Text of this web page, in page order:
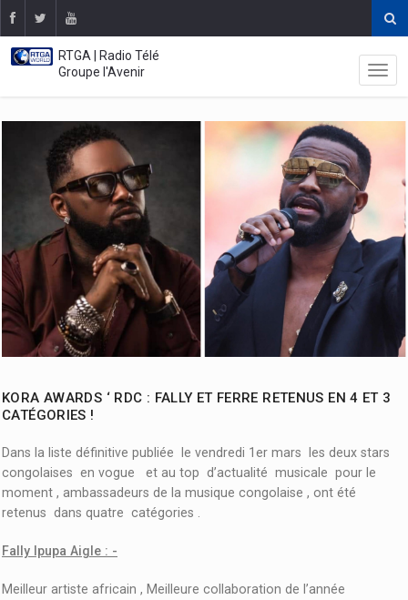
RTGA | Radio Télé
Groupe l'Avenir
KORA AWARDS ‘ RDC : FALLY ET FERRE RETENUS EN 4 ET 3
CATÉGORIES !
Dans la liste définitive publiée le vendredi 1er mars les deux stars
congolaises en vogue et au top d’actualité musicale pour le
moment , ambassadeurs de la musique congolaise , ont été
retenus dans quatre catégories .
Fally Ipupa Aigle : -
Meilleur artiste africain , Meilleure collaboration de l’année